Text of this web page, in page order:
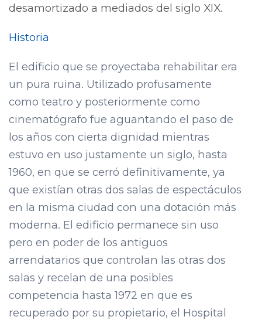
desamortizado a mediados del siglo XIX.
Historia
El edificio que se proyectaba rehabilitar era
un pura ruina. Utilizado profusamente
como teatro y posteriormente como
cinematógrafo fue aguantando el paso de
los años con cierta dignidad mientras
estuvo en uso justamente un siglo, hasta
1960, en que se cerró definitivamente, ya
que existían otras dos salas de espectáculos
en la misma ciudad con una dotación más
moderna. El edificio permanece sin uso
pero en poder de los antiguos
arrendatarios que controlan las otras dos
salas y recelan de una posibles
competencia hasta 1972 en que es
recuperado por su propietario, el Hospital